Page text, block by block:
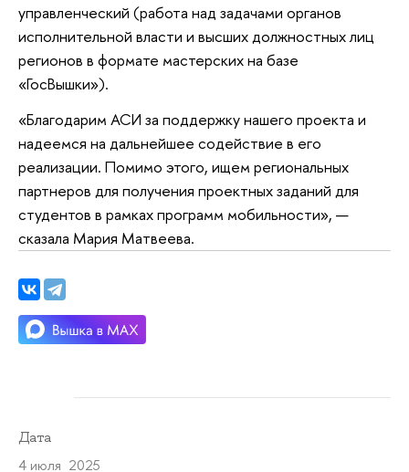
управленческий (работа над задачами органов
исполнительной власти и высших должностных лиц
регионов в формате мастерских на базе
«ГосВышки»).
«Благодарим АСИ за поддержку нашего проекта и
надеемся на дальнейшее содействие в его
реализации. Помимо этого, ищем региональных
партнеров для получения проектных заданий для
студентов в рамках программ мобильности», —
сказала Мария Матвеева.
Дата
4 июля 2025